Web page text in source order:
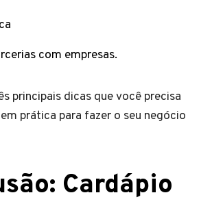
com empresas.
principais dicas que você precisa
prática para fazer o seu negócio
Cardápio